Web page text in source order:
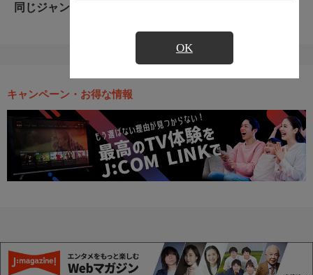
OK
同じジャンルのおすすめ番組
キャンペーン・お得な情報